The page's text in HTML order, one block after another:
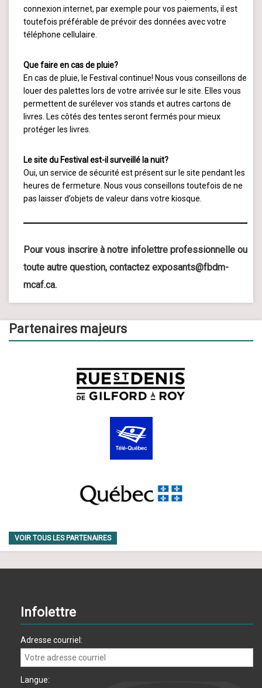
connexion internet, par exemple pour vos paiements, il est
toutefois préférable de prévoir des données avec votre
téléphone cellulaire.
Que faire en cas de pluie?
En cas de pluie, le Festival continue! Nous vous conseillons de
louer des palettes lors de votre arrivée sur le site. Elles vous
permettent de surélever vos stands et autres cartons de
livres. Les côtés des tentes seront fermés pour mieux
protéger les livres.
Le site du Festival est-il surveillé la nuit?
Oui, un service de sécurité est présent sur le site pendant les
heures de fermeture. Nous vous conseillons toutefois de ne
pas laisser d’objets de valeur dans votre kiosque.
Pour vous inscrire à notre infolettre professionnelle ou
toute autre question, contactez exposants@fbdm-
mcaf.ca.
Partenaires majeurs
VOIR TOUS LES PARTENAIRES
Infolettre
Adresse courriel:
Langue: